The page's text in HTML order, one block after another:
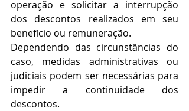
operação e solicitar a interrupção
dos descontos realizados em seu
benefício ou remuneração.
Dependendo das circunstâncias do
caso, medidas administrativas ou
judiciais podem ser necessárias para
impedir a continuidade dos
descontos.